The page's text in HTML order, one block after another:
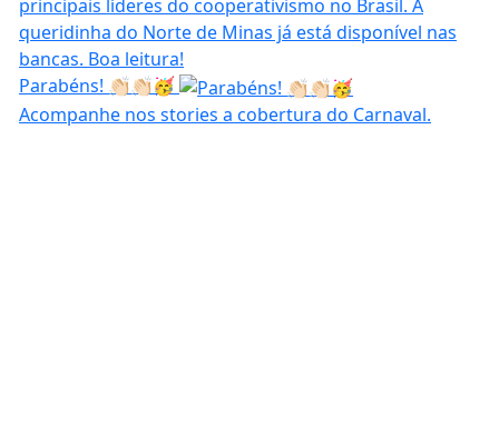
Parabéns! 👏🏻👏🏻🥳
Acompanhe nos stories a cobertura do Carnaval.